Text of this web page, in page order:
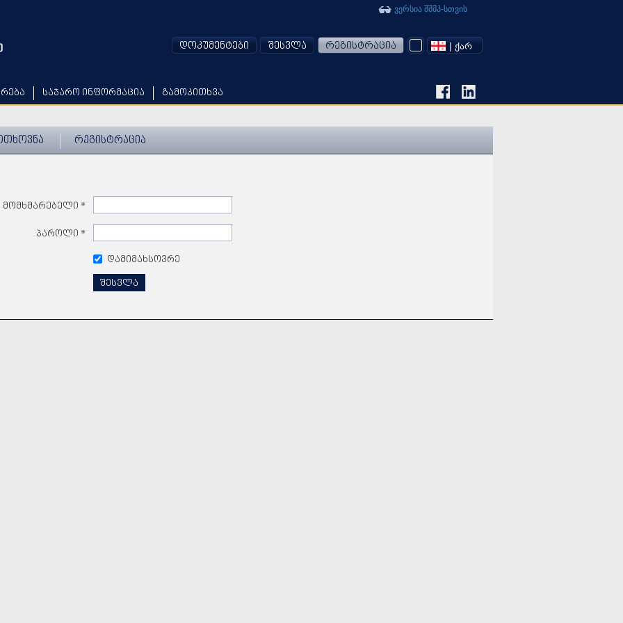
საჯარო ინფორმაცია გამოკითხვა
ვერსია შშმპ-სთვის
დოკუმენტები შესვლა რეგისტრაცია | ᲥᲐᲠ
რეგისტრაცია
მომხმარებელი *
პაროლი *
დამიმახსოვრე
შესვლა